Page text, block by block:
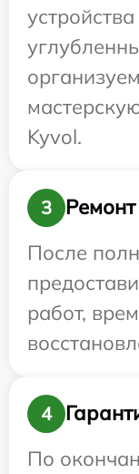
Kyvol.
3
После
работ,
4
По